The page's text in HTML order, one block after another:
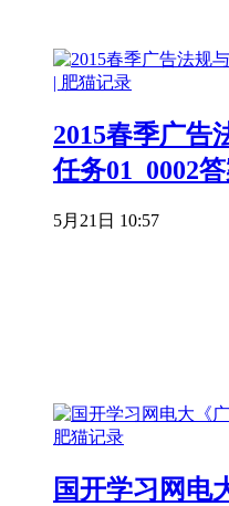
2015春季广告
任务01_0002
5月21日 10:57
国开学习网电